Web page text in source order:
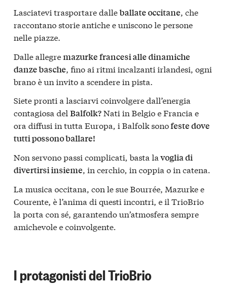
Lasciatevi trasportare dalleballate occitane, che
raccontano storie antiche e uniscono le persone
nelle piazze.
Dalle allegremazurke francesi alle dinamiche
danze basche, fino ai ritmi incalzanti irlandesi, ogni
brano è un invito a scendere in pista.
Siete pronti a lasciarvi coinvolgere dall’energia
contagiosa del Balfolk?Nati in Belgio e Francia e
ora diffusi in tutta Europa, i Balfolk sonofeste dove
tutti possono ballare!
Non servono passi complicati, basta la voglia di
divertirsi insieme, in cerchio, in coppia o in catena.
La musica occitana, con le sue Bourrée, Mazurke e
Courente, è l’anima di questi incontri, e il TrioBrio
la porta con sé, garantendo un’atmosfera sempre
amichevole e coinvolgente.
I protagonisti del TrioBrio